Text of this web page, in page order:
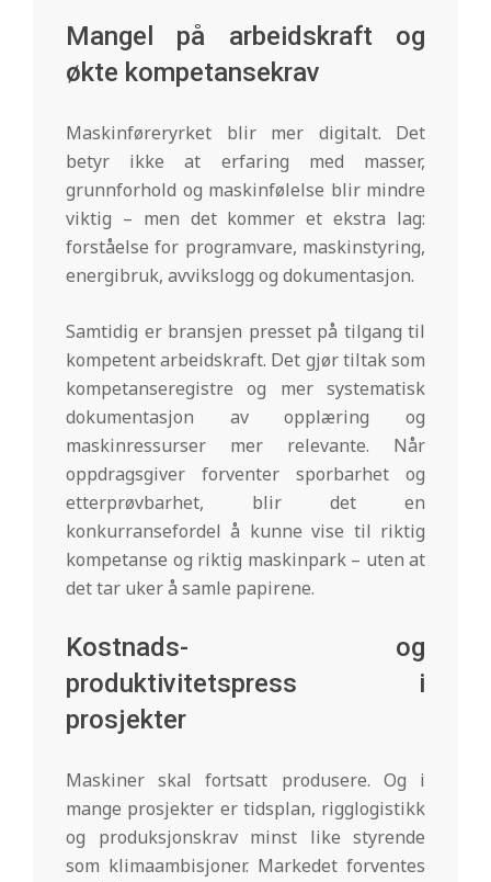
Mangel på arbeidskraft og
økte kompetansekrav
Maskinføreryrket blir mer digitalt. Det
betyr ikke at erfaring med masser,
grunnforhold og maskinfølelse blir mindre
viktig – men det kommer et ekstra lag:
forståelse for programvare, maskinstyring,
energibruk, avvikslogg og dokumentasjon.
Samtidig er bransjen presset på tilgang til
kompetent arbeidskraft. Det gjør tiltak som
kompetanseregistre og mer systematisk
dokumentasjon av opplæring og
maskinressurser mer relevante. Når
oppdragsgiver forventer sporbarhet og
etterprøvbarhet, blir det en
konkurransefordel å kunne vise til riktig
kompetanse og riktig maskinpark – uten at
det tar uker å samle papirene.
Kostnads- og
produktivitetspress i
prosjekter
Maskiner skal fortsatt produsere. Og i
mange prosjekter er tidsplan, rigglogistikk
og produksjonskrav minst like styrende
som klimaambisjoner. Markedet forventes